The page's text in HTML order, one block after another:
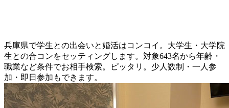
兵庫県で学生との出会いと婚活はコンコイ。大学生・大学院
生との合コンをセッティングします。対象643名から年齢・
職業など条件でお相手検索。ピッタリ。少人数制・一人参
加・即日参加もできます。